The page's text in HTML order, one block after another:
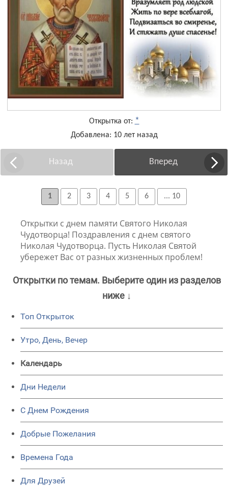
Открытка от: *
Добавлена: 10 лет назад
Назад Вперед
1 2 3 4 5 6 ... 10
Открытки с днем памяти Святого Николая
Чудотворца! Поздравления с днем святого
Николая Чудотворца. Пусть Николая Святой
убережет Вас от разных жизненных проблем!
Открытки по темам. Выберите один из разделов
ниже ↓
Топ Открыток
Утро, День, Вечер
Календарь
Дни Недели
C Днем Рождения
Добрые Пожелания
Времена Года
Для Друзей